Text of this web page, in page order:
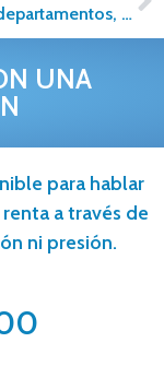
Renta de departamentos, conoce las tendencias para adecuar este espacio
UNA
para hablar
a través de
ni presión.